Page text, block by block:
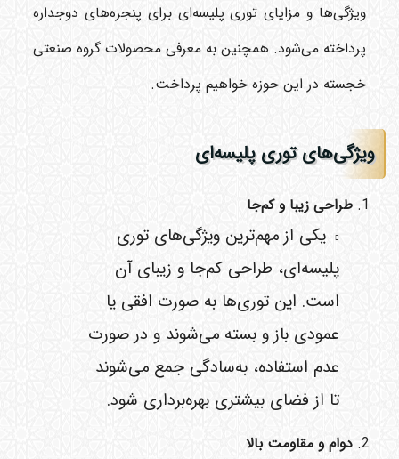
ویژگی‌ها و مزایای توری پلیسه‌ای برای پنجره‌های دوجداره
پرداخته می‌شود. همچنین به معرفی محصولات گروه صنعتی
خجسته در این حوزه خواهیم پرداخت.
ویژگی‌های توری پلیسه‌ای
طراحی زیبا و کم‌جا
یکی از مهم‌ترین ویژگی‌های توری
پلیسه‌ای، طراحی کم‌جا و زیبای آن
است. این توری‌ها به صورت افقی یا
عمودی باز و بسته می‌شوند و در صورت
عدم استفاده، به‌سادگی جمع می‌شوند
تا از فضای بیشتری بهره‌برداری شود.
دوام و مقاومت بالا